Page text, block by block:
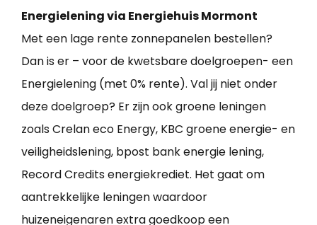
Energielening via Energiehuis Mormont
Met een lage rente zonnepanelen bestellen?
Dan is er – voor de kwetsbare doelgroepen- een
Energielening (met 0% rente). Val jij niet onder
deze doelgroep? Er zijn ook groene leningen
zoals Crelan eco Energy, KBC groene energie- en
veiligheidslening, bpost bank energie lening,
Record Credits energiekrediet. Het gaat om
aantrekkelijke leningen waardoor
huizeneigenaren extra goedkoop een